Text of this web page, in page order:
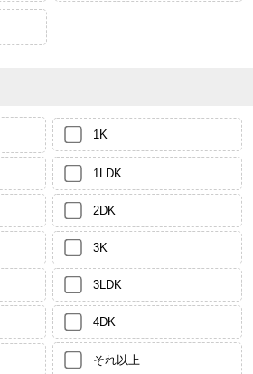
1K
1LDK
2DK
3K
3LDK
4DK
それ以上